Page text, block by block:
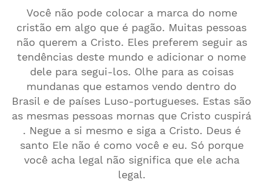
Você não pode colocar a marca do nome
cristão em algo que é pagão. Muitas pessoas
não querem a Cristo. Eles preferem seguir as
tendências deste mundo e adicionar o nome
dele para segui-los. Olhe para as coisas
mundanas que estamos vendo dentro do
Brasil e de países Luso-portugueses. Estas são
as mesmas pessoas mornas que Cristo cuspirá
. Negue a si mesmo e siga a Cristo. Deus é
santo Ele não é como você e eu. Só porque
você acha legal não significa que ele acha
legal.